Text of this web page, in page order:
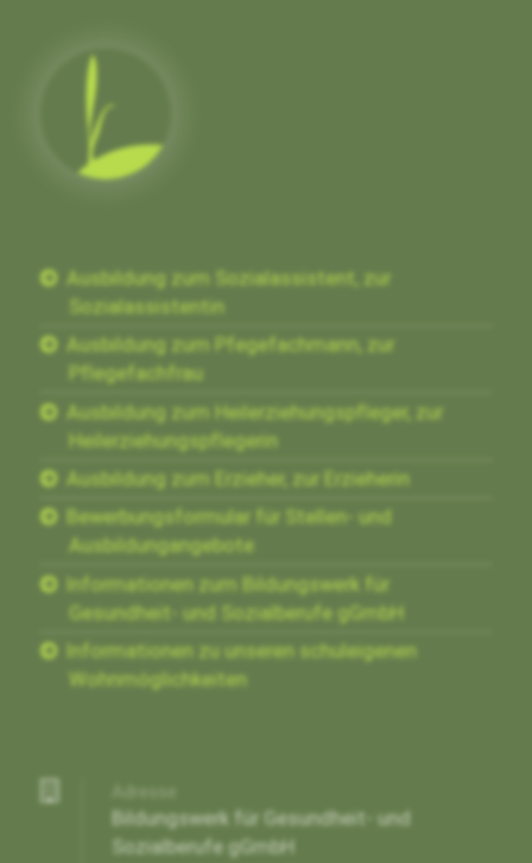
Ausbildung zum Sozialassistent, zur
Sozialassistentin
Ausbildung zum Pfegefachmann, zur
Pflegefachfrau
Ausbildung zum Heilerziehungspfleger, zur
Heilerziehungspflegerin
Ausbildung zum Erzieher, zur Erzieherin
Bewerbungsformular für Stellen- und
Ausbildungangebote
Informationen zum Bildungswerk für
Gesundheit- und Sozialberufe gGmbH
Informationen zu unseren schuleigenen
Wohnmöglichkeiten
Bildungswerk für Gesundheit- und
Sozialberufe gGmbH